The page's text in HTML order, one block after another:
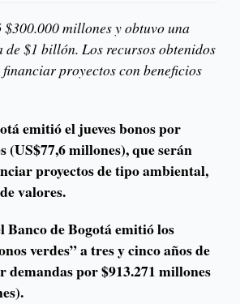
millones y obtuvo una
de $1 billón. Los recursos obtenidos
proyectos con beneficios
emitió el jueves bonos por
(US$77,6 millones), que serán
proyectos de tipo ambiental,
valores.
Banco de Bogotá emitió los
verdes” a tres y cinco años de
demandas por $913.271 millones